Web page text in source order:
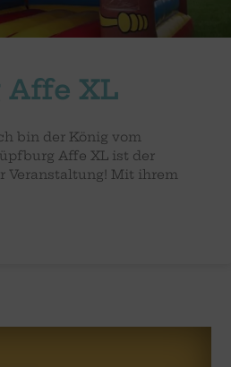
XL
bin der König vom
Affe XL ist der
Veranstaltung! Mit ihrem